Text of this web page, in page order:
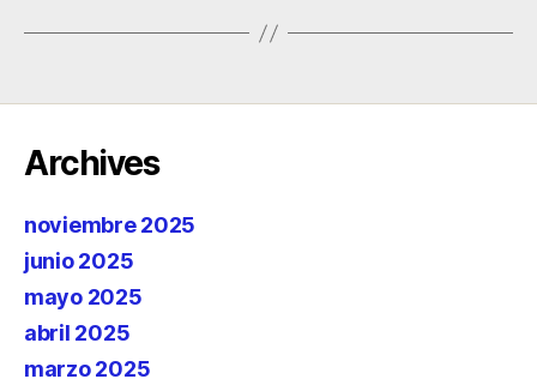
Archives
noviembre 2025
junio 2025
mayo 2025
abril 2025
marzo 2025